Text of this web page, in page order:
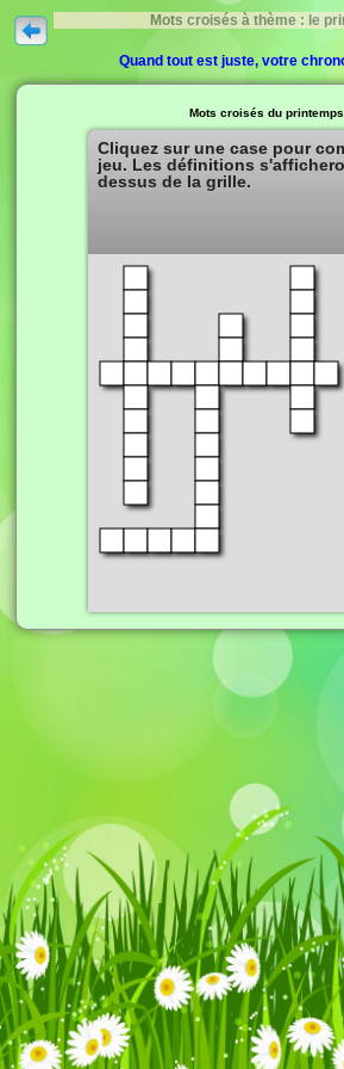
Mots croisés à thème : le
Quand tout est juste, votre
Mots croisés du printemps
Cliquez sur une case pour
jeu. Les définitions
dessus de la grille.
Solution